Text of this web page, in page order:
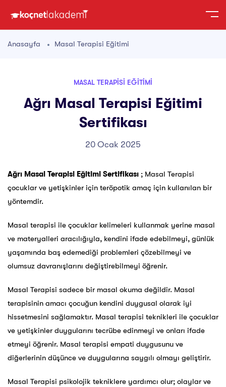
Anasayfa Masal Terapisi Eğitimi
MASAL TERAPISI EĞITIMI
Ağrı Masal Terapisi Eğitimi
Sertifikası
20 Ocak 2025
Ağrı Masal Terapisi Eğitimi Sertifikası ; Masal Terapisi
çocuklar ve yetişkinler için teröpotik amaç için kullanılan bir
yöntemdir.
Masal terapisi ile çocuklar kelimeleri kullanmak yerine masal
ve materyalleri aracılığıyla, kendini ifade edebilmeyi, günlük
yaşamında baş edemediği problemleri çözebilmeyi ve
olumsuz davranışlarını değiştirebilmeyi öğrenir.
Masal Terapisi sadece bir masal okuma değildir. Masal
terapisinin amacı çocuğun kendini duygusal olarak iyi
hissetmesini sağlamaktır. Masal terapisi teknikleri ile çocuklar
ve yetişkinler duygularını tecrübe edinmeyi ve onları ifade
etmeyi öğrenir. Masal terapisi empati duygusunu ve
diğerlerinin düşünce ve duygularına saygılı olmayı geliştirir.
Masal Terapisi psikolojik tekniklere yardımcı olur; olaylar ve